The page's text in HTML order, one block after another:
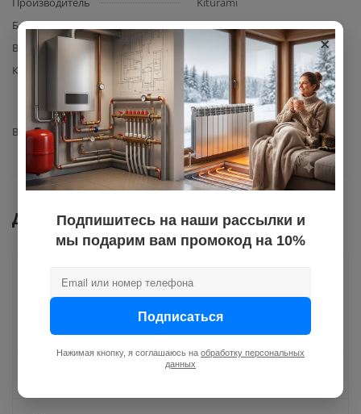
Базовая единица
шт
Вес с упаковкой
Комплектация
зажим для ограничителя
подачи воды Kiturami
(артикул S455100027) – 1 шт.
Вид запчасти
зажим
Документы
Как купить
×
Подпишитесь на наши рассылки и
мы подарим вам промокод на 10%
Подписаться
Нажимая кнопку, я соглашаюсь на обработку персональных
данных